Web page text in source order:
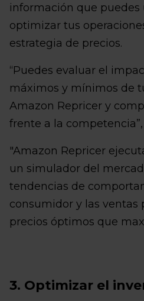
información que puedes
optimizar tus
estrategia de precios.
“Puedes evaluar el
máximos y mínimos de
Amazon Repricer y
frente a la
"Amazon Repricer
un simulador del
tendencias de
consumidor y las ventas
precios óptimos que
3. Optimizar el